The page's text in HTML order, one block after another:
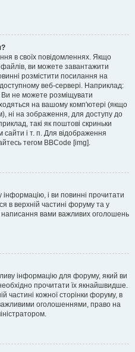
в своїх повідомленнях. Якщо
ви можете завантажити
розмістити посилання на
веб-сервері. Наприклад:
не можете розміщувати
на вашому комп'ютері (якщо
ні на зображення, для доступу до
такі як поштові скриньки
і т. п. Для відображення
тегом BBCode [img].
і ви повинні прочитати
в верхній частині форуму та у
вами важливих оголошень
інформацію для форуму, який ви
прочитати їх якнайшвидше.
частині кожної сторінки форуму, в
оголошеннями, право на